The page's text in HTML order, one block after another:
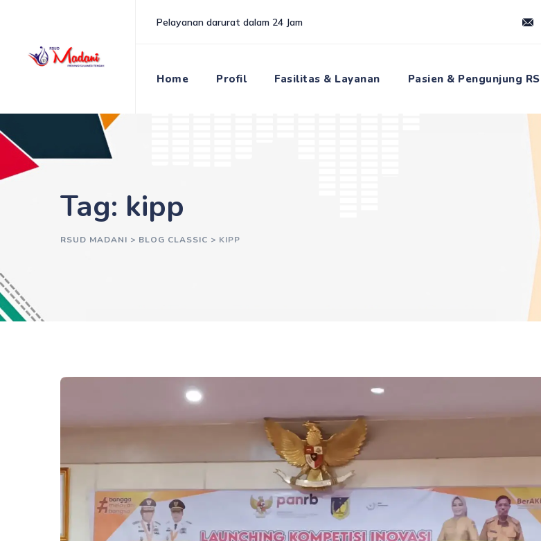
Pelayanan darurat dalam 24 Jam
Home Profil Fasilitas & Layanan Pasien & Pengunjung RS
Tag: kipp
RSUD MADANI > BLOG CLASSIC > KIPP